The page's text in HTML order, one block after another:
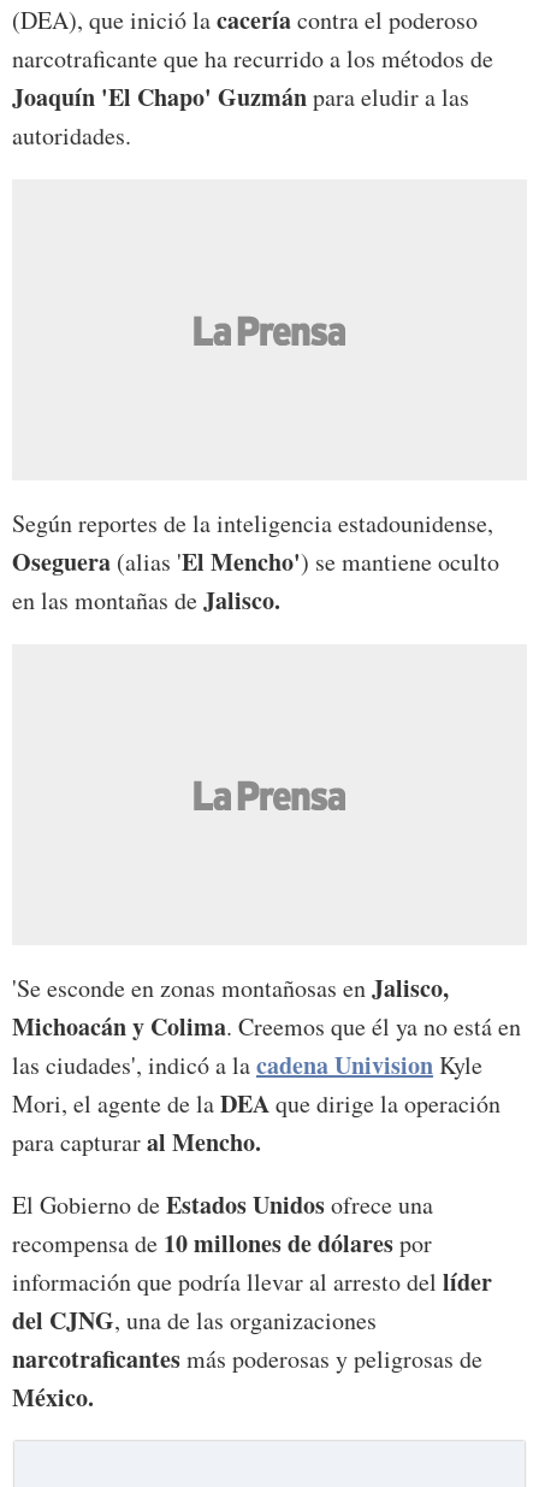
(DEA), que inició lacaceríacontra el poderoso
narcotraficante que ha recurrido a los métodos de
Joaquín 'El Chapo' Guzmánpara eludir a las
autoridades.
Según reportes de la inteligencia estadounidense,
Oseguera (alias 'El Mencho') se mantiene oculto
en las montañas deJalisco.
'Se esconde en zonas montañosas enJalisco,
Michoacán y Colima. Creemos que él ya no está en
las ciudades', indicó a lacadena UnivisionKyle
Mori, el agente de laDEAque dirige la operación
para capturaral Mencho.
El Gobierno deEstados Unidosofrece una
recompensa de 10 millones de dólarespor
información que podría llevar al arresto del líder
del CJNG, una de las organizaciones
narcotraficantesmás poderosas y peligrosas de
México.